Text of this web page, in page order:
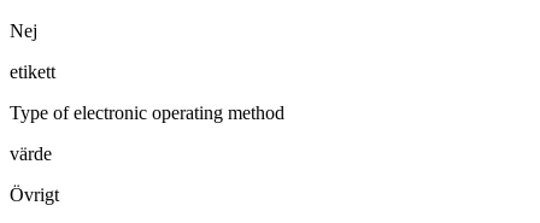
Nej
etikett
Type of electronic operating method
värde
Övrigt